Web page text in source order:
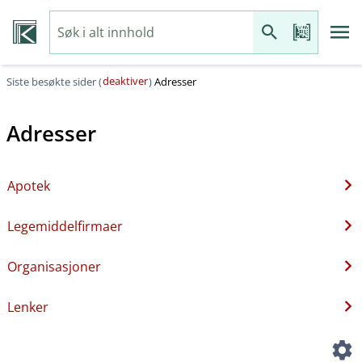
Siste besøkte sider (deaktiver)Adresser
Adresser
Apotek
Legemiddelfirmaer
Organisasjoner
Lenker